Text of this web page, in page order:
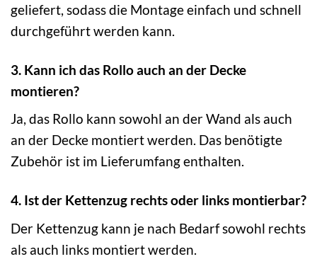
geliefert, sodass die Montage einfach und schnell
durchgeführt werden kann.
3. Kann ich das Rollo auch an der Decke
montieren?
Ja, das Rollo kann sowohl an der Wand als auch
an der Decke montiert werden. Das benötigte
Zubehör ist im Lieferumfang enthalten.
4. Ist der Kettenzug rechts oder links montierbar?
Der Kettenzug kann je nach Bedarf sowohl rechts
als auch links montiert werden.